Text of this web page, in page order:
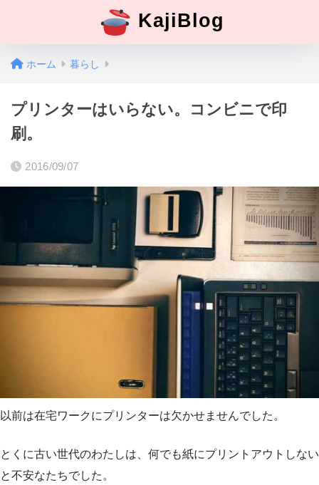
KajiBlog
ホーム 暮らし
プリンターはいらない。コンビニで印
刷。
2016/09/07
以前は在宅ワークにプリンターは欠かせませんでした。
とくに古い世代のわたしは、何でも紙にプリントアウトしない
と不安なたちでした。